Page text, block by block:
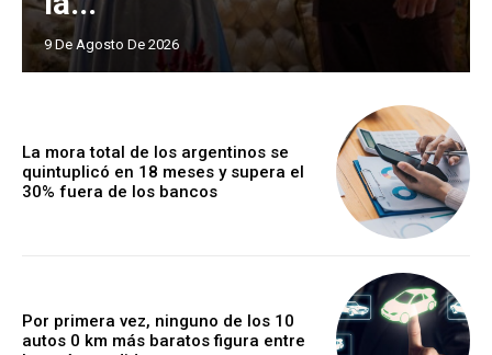
9 De Agosto De 2026
La mora total de los argentinos se
quintuplicó en 18 meses y supera el
30% fuera de los bancos
Por primera vez, ninguno de los 10
autos 0 km más baratos figura entre